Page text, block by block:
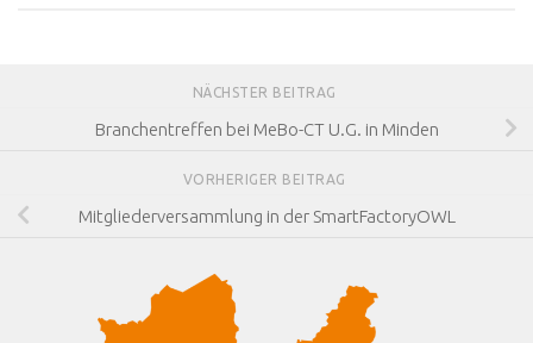
NÄCHSTER BEITRAG
Branchentreffen bei MeBo-CT U.G. in Minden
VORHERIGER BEITRAG
Mitgliederversammlung in der SmartFactoryOWL